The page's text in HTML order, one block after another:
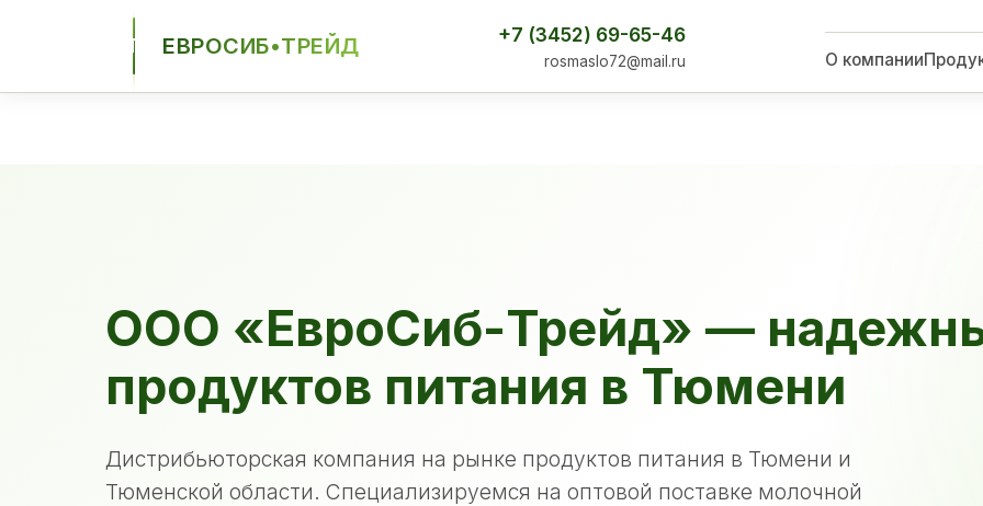
ЕСТ ЕВРОСИБ•ТРЕЙД +7 (3452) 69-65-46
rosmaslo72@mail.ru О компании
ООО «ЕвроСиб-Трейд» —
продуктов питания в Тюмени
Дистрибьюторская компания на рынке продуктов питания в Тюмени и
Тюменской области. Специализируемся на оптовой поставке молочной